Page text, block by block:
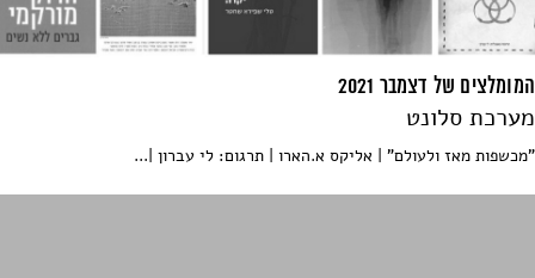
המומלצים של דצמבר 2021
מערכת סלונט
"מכשפות מאז ולעולם" | אליקס א.הארו | תרגום: לי עברון |...